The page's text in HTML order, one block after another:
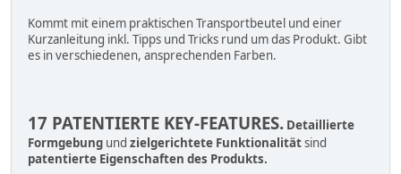
Kommt mit einem praktischen Transportbeutel und einer
Kurzanleitung inkl. Tipps und Tricks rund um das Produkt. Gibt
es in verschiedenen, ansprechenden Farben.
17 PATENTIERTE KEY-FEATURES. Detaillierte
Formgebung und zielgerichtete Funktionalitätsind
patentierte Eigenschaften des Produkts.